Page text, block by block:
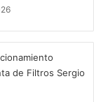
de Filtros Sergio